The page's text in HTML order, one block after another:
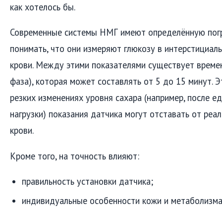
как хотелось бы.
Современные системы НМГ имеют определённую
понимать, что они измеряют глюкозу в
крови. Между этими показателями существует
фаза), которая может составлять от 5 до 15 минут.
резких изменениях уровня сахара (например, после
нагрузки) показания датчика могут отставать от
крови.
Кроме того, на точность влияют:
правильность установки датчика;
индивидуальные особенности кожи и